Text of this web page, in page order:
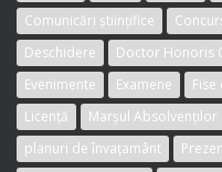
Comunicări științifice
Deschidere
Doctor Honoris
Evenimente
Examene
Licență
Marșul Absolvenților
planuri de învațamânt